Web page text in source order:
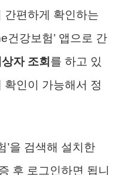
간편하게 확인하는
건강보험’ 앱으로 간
자 조회 를 하고 있
인이 가능해서 정
’을 검색해 설치한
후 로그인하면 됩니